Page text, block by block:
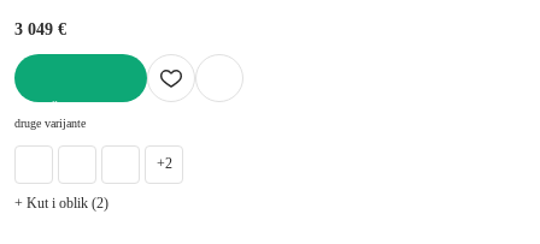
3 049 €
druge varijante
+2
+ Kut i oblik (2)